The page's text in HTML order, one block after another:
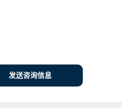
发送咨询信息